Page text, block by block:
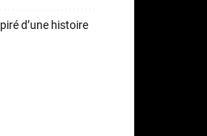
d’une histoire